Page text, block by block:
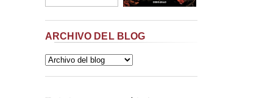
ARCHIVO DEL BLOG